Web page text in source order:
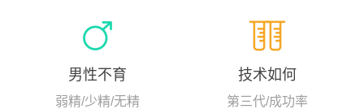
男性不育
弱精/少精/无精
技术如何
第三代/成功率